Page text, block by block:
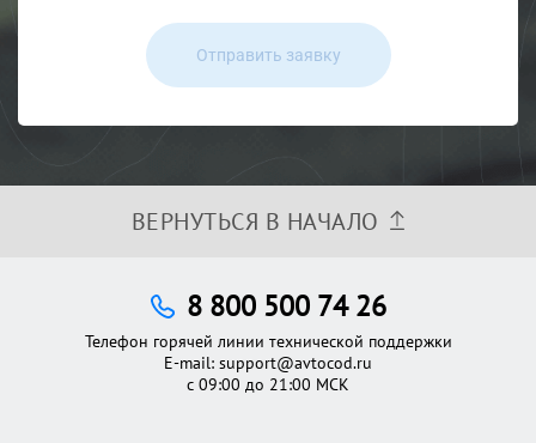
Отправить заявку
ВЕРНУТЬСЯ В НАЧАЛО
8 800 500 74 26
Телефон горячей линии технической поддержки
E-mail: support@avtocod.ru
с 09:00 до 21:00 МСК